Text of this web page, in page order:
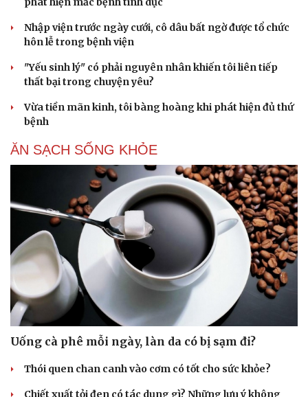
Nhập viện trước ngày cưới, cô dâu bất ngờ được tổ chức
hôn lễ trong bệnh viện
"Yếu sinh lý" có phải nguyên nhân khiến tôi liên tiếp
thất bại trong chuyện yêu?
Vừa tiền mãn kinh, tôi bàng hoàng khi phát hiện đủ thứ
bệnh
ĂN SẠCH SỐNG KHỎE
Uống cà phê mỗi ngày, làn da có bị sạm đi?
Thói quen chan canh vào cơm có tốt cho sức khỏe?
Chiết xuất tỏi đen có tác dụng gì? Những lưu ý không